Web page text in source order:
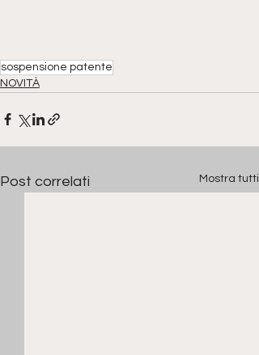
sospensione patente
NOVITÀ
Post correlati Mostra tutti